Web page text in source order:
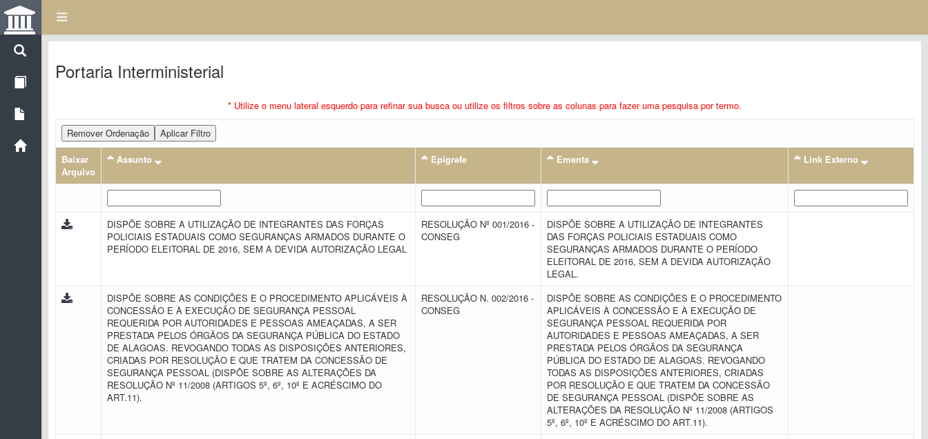
Portaria Interministerial
* Utilize o menu lateral esquerdo para refinar sua busca ou utilize os filtros sobre as colunas para fazer uma pesquisa por termo.
Remover Ordenação
Aplicar Filtro
Baixar
Arquivo
Assunto Epigrafe Ementa Link Externo
DISPÕE SOBRE A UTILIZAÇÃO DE INTEGRANTES DAS FORÇAS
POLICIAIS ESTADUAIS COMO SEGURANÇAS ARMADOS DURANTE O
PERÍODO ELEITORAL DE 2016, SEM A DEVIDA AUTORIZAÇÃO LEGAL
RESOLUÇÃO Nº 001/2016 -
CONSEG
DISPÕE SOBRE A UTILIZAÇÃO DE INTEGRANTES
DAS FORÇAS POLICIAIS ESTADUAIS COMO
SEGURANÇAS ARMADOS DURANTE O PERÍODO
ELEITORAL DE 2016, SEM A DEVIDA AUTORIZAÇÃO
LEGAL.
DISPÕE SOBRE AS CONDIÇÕES E O PROCEDIMENTO APLICÁVEIS À
CONCESSÃO E À EXECUÇÃO DE SEGURANÇA PESSOAL
REQUERIDA POR AUTORIDADES E PESSOAS AMEAÇADAS, A SER
PRESTADA PELOS ÓRGÃOS DA SEGURANÇA PÚBLICA DO ESTADO
DE ALAGOAS. REVOGANDO TODAS AS DISPOSIÇÕES ANTERIORES,
CRIADAS POR RESOLUÇÃO E QUE TRATEM DA CONCESSÃO DE
SEGURANÇA PESSOAL (DISPÕE SOBRE AS ALTERAÇÕES DA
RESOLUÇÃO Nº 11/2008 (ARTIGOS 5º, 6º, 10º E ACRÉSCIMO DO
ART.11).
RESOLUÇÃO N. 002/2016 -
CONSEG
DISPÕE SOBRE AS CONDIÇÕES E O PROCEDIMENTO
APLICÁVEIS À CONCESSÃO E À EXECUÇÃO DE
SEGURANÇA PESSOAL REQUERIDA POR
AUTORIDADES E PESSOAS AMEAÇADAS, A SER
PRESTADA PELOS ÓRGÃOS DA SEGURANÇA
PÚBLICA DO ESTADO DE ALAGOAS. REVOGANDO
TODAS AS DISPOSIÇÕES ANTERIORES, CRIADAS
POR RESOLUÇÃO E QUE TRATEM DA CONCESSÃO
DE SEGURANÇA PESSOAL (DISPÕE SOBRE AS
ALTERAÇÕES DA RESOLUÇÃO Nº 11/2008 (ARTIGOS
5º, 6º, 10º E ACRÉSCIMO DO ART.11).